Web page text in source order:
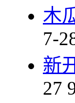
木
7-
新
27